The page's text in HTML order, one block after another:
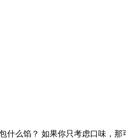
么馅？ 如果你只考虑口味，